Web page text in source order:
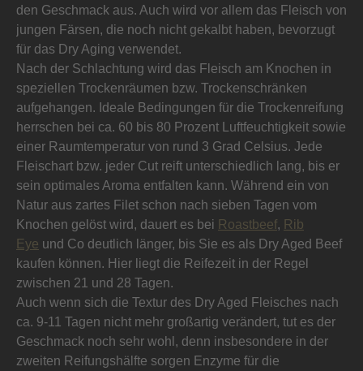
den Geschmack aus. Auch wird vor allem das Fleisch von
jungen Färsen, die noch nicht gekalbt haben, bevorzugt
für das Dry Aging verwendet.
Nach der Schlachtung wird das Fleisch am Knochen in
speziellen Trockenräumen bzw. Trockenschränken
aufgehangen. Ideale Bedingungen für die Trockenreifung
herrschen bei ca. 60 bis 80 Prozent Luftfeuchtigkeit sowie
einer Raumtemperatur von rund 3 Grad Celsius. Jede
Fleischart bzw. jeder Cut reift unterschiedlich lang, bis er
sein optimales Aroma entfalten kann. Während ein von
Natur aus zartes Filet schon nach sieben Tagen vom
Knochen gelöst wird, dauert es bei Roastbeef, Rib
Eye und Co deutlich länger, bis Sie es als Dry Aged Beef
kaufen können. Hier liegt die Reifezeit in der Regel
zwischen 21 und 28 Tagen.
Auch wenn sich die Textur des Dry Aged Fleisches nach
ca. 9-11 Tagen nicht mehr großartig verändert, tut es der
Geschmack noch sehr wohl, denn insbesondere in der
zweiten Reifungshälfte sorgen Enzyme für die